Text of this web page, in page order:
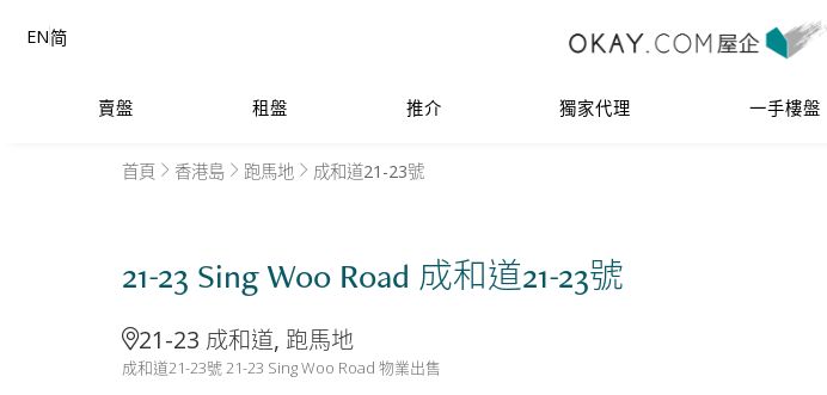
賣盤 租盤 推介 獨家代理 一手樓盤
EN简
首頁 香港島 跑馬地 成和道21-23號
21-23 Sing Woo Road 成和道21-23號
21-23 成和道, 跑馬地
成和道21-23號 21-23 Sing Woo Road 物業出售